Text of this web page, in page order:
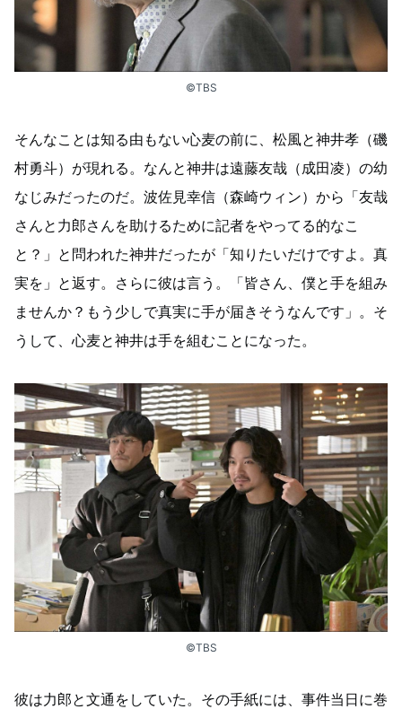
©TBS
そんなことは知る由もない心麦の前に、松風と神井孝（磯
村勇斗）が現れる。なんと神井は遠藤友哉（成田凌）の幼
なじみだったのだ。波佐見幸信（森崎ウィン）から「友哉
さんと力郎さんを助けるために記者をやってる的なこ
と？」と問われた神井だったが「知りたいだけですよ。真
実を」と返す。さらに彼は言う。「皆さん、僕と手を組み
ませんか？もう少しで真実に手が届きそうなんです」。そ
うして、心麦と神井は手を組むことになった。
©TBS
彼は力郎と文通をしていた。その手紙には、事件当日に巻